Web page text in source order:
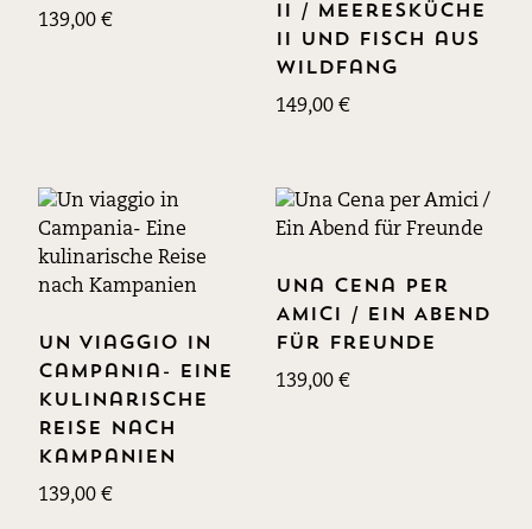
139,00 €
II / Meeresküche
II und Fisch aus
Wildfang
149,00 €
Un viaggio in
Campania- Eine
kulinarische
Reise nach
Kampanien
139,00 €
Una Cena per
Amici / Ein Abend
für Freunde
139,00 €